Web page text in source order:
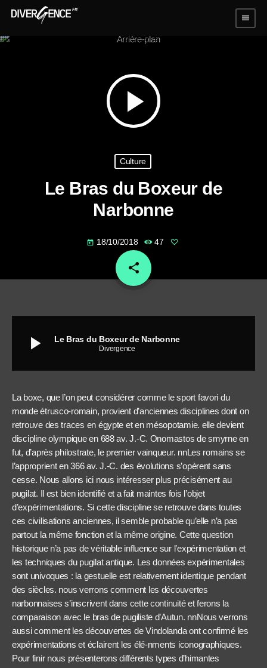
menu
play_arrow
Culture
Le Bras du Boxeur de
Narbonne
today 18/10/2018 47
share
email
play_arrow Le Bras du Boxeur de Narbonne
Divergence
La boxe, que l’on peut considérer comme le sport favori du
monde étrusco-romain, provient d’anciennes disciplines dont on
retrouve des traces en égypte et en mésopotamie. elle devient
discipline olympique en 688 av. J.-C. Onomastos de smyrne en
fut, d’après philostrate, le premier vainqueur. nnLes romains se
l’approprient en 366 av. J.-C. des évolutions s’opèrent sans
cesse. Nous allons ici nous intéresser plus précisément au
pugilat. Il est bien identifié et a fait maintes fois l’objet
d’expérimentations. Si cette discipline se retrouve dans toutes
ces civilisations anciennes, il semble probable qu’elle n’a pas
partout la même fonction et la même origine. Cette question
historique n’a pas de véritable influence sur l’expérimentation et
les techniques du pugilat antique. Les données expérimentales
sont univoques : la gestuelle est relativement identique pendant
des siècles. nous verrons comment les découvertes
narbonnaises s’inscrivent dans cette continuité et ferons la
comparaison avec le bras de pugiliste d’Autun. nnNous verrons
aussi comment les découvertes de Vindolanda ont confirmé les
expérimentations et éclairent les élé-nments iconographiques.
Pour finir nous présenterons différents types d’himantes